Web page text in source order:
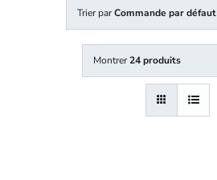
Trier parCommande par défaut
Montrer24 produits